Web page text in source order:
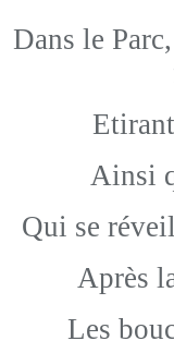
Dans le
Ainsi
Qui se
Après
Les